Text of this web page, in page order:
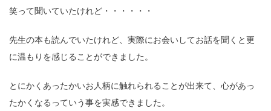
笑って聞いていたけれど・・・・・・
先生の本も読んでいたけれど、実際にお会いしてお話を聞くと更
に温もりを感じることができました。
とにかくあったかいお人柄に触れられることが出来て、心があっ
たかくなるっていう事を実感できました。